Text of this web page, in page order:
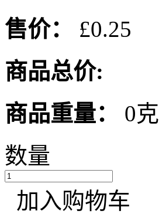
售价：
£0.25
商品总价:
商品重量：
0克
数量
加入购物车